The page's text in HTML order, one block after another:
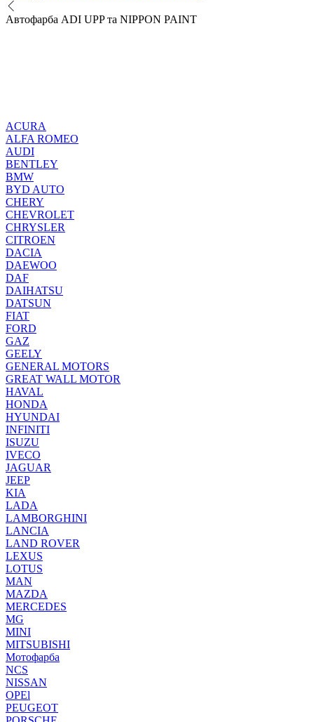
Автофарба ADI UPP та NIPPON PAINT
ACURA
ALFA ROMEO
AUDI
BENTLEY
BMW
BYD AUTO
CHERY
CHEVROLET
CHRYSLER
CITROEN
DACIA
DAEWOO
DAF
DAIHATSU
DATSUN
FIAT
FORD
GAZ
GEELY
GENERAL MOTORS
GREAT WALL MOTOR
HAVAL
HONDA
HYUNDAI
INFINITI
ISUZU
IVECO
JAGUAR
JEEP
KIA
LADA
LAMBORGHINI
LANCIA
LAND ROVER
LEXUS
LOTUS
MAN
MAZDA
MERCEDES
MG
MINI
MITSUBISHI
Мотофарба
NCS
NISSAN
OPEl
PEUGEOT